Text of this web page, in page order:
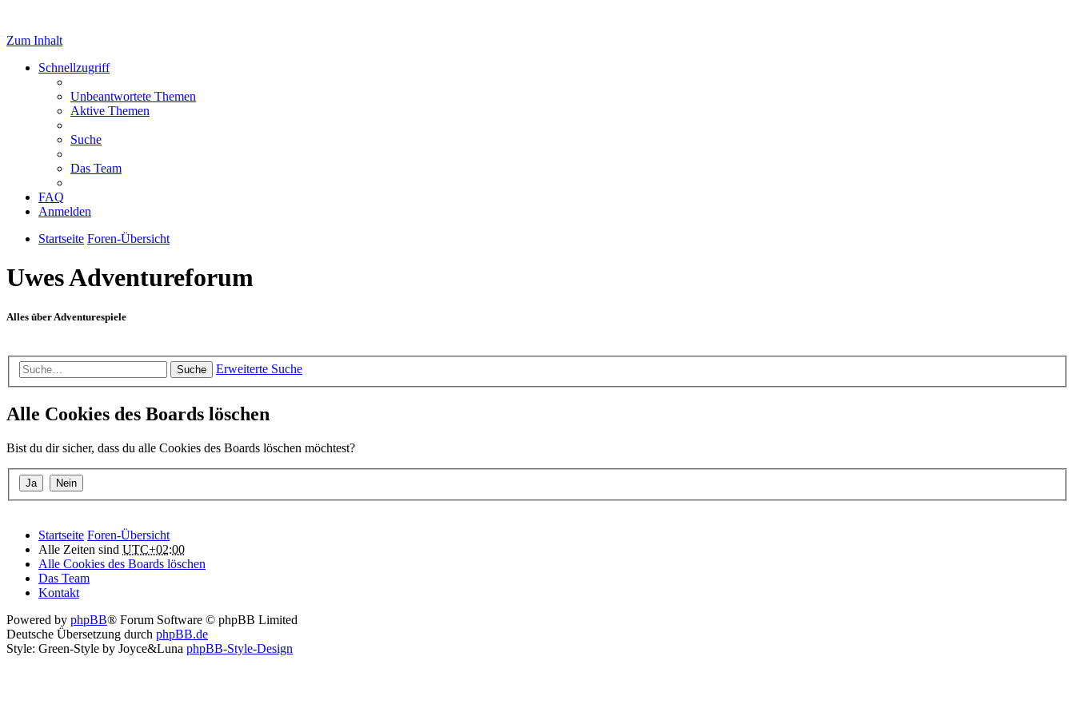
Zum Inhalt
Schnellzugriff
Unbeantwortete Themen
Aktive Themen
Suche
Das Team
FAQ
Anmelden
Startseite Foren-Übersicht
Uwes Adventureforum
Alles über Adventurespiele
Suche Erweiterte Suche
Alle Cookies des Boards löschen
Bist du dir sicher, dass du alle Cookies des Boards löschen möchtest?
Startseite Foren-Übersicht
Alle Zeiten sind UTC+02:00
Alle Cookies des Boards löschen
Das Team
Kontakt
Powered by phpBB® Forum Software © phpBB Limited
Deutsche Übersetzung durch phpBB.de
Style: Green-Style by Joyce&Luna phpBB-Style-Design